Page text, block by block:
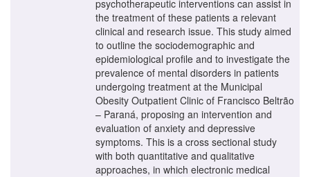
psychotherapeutic interventions can assist in
the treatment of these patients a relevant
clinical and research issue. This study aimed
to outline the sociodemographic and
epidemiological profile and to investigate the
prevalence of mental disorders in patients
undergoing treatment at the Municipal
Obesity Outpatient Clinic of Francisco Beltrão
– Paraná, proposing an intervention and
evaluation of anxiety and depressive
symptoms. This is a cross sectional study
with both quantitative and qualitative
approaches, in which electronic medical